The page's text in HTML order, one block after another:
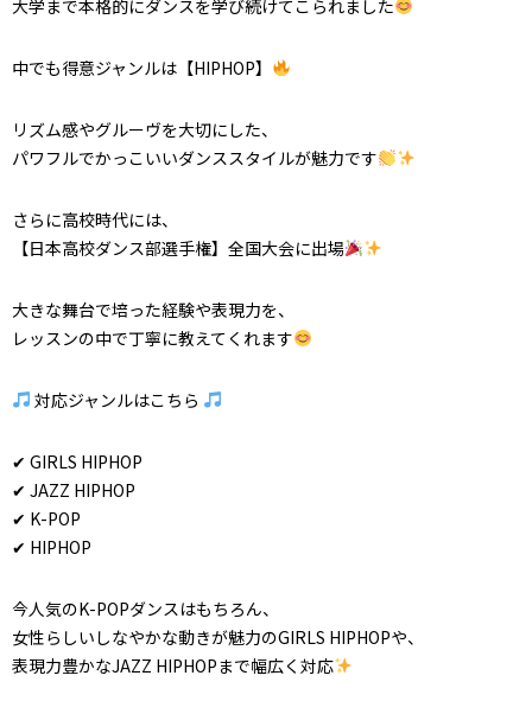
大学まで本格的にダンスを学び続けてこられました
中でも得意ジャンルは【HIPHOP】
リズム感やグルーヴを大切にした、
パワフルでかっこいいダンススタイルが魅力です
さらに高校時代には、
【日本高校ダンス部選手権】全国大会に出場
大きな舞台で培った経験や表現力を、
レッスンの中で丁寧に教えてくれます
対応ジャンルはこちら
✔ GIRLS HIPHOP
✔ JAZZ HIPHOP
✔ K-POP
✔ HIPHOP
今人気のK-POPダンスはもちろん、
女性らしいしなやかな動きが魅力のGIRLS HIPHOPや、
表現力豊かなJAZZ HIPHOPまで幅広く対応